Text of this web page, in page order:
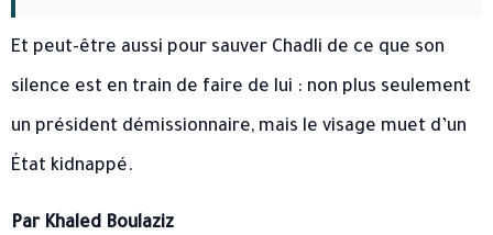
Et peut-être aussi pour sauver Chadli de ce que son
silence est en train de faire de lui : non plus seulement
un président démissionnaire, mais le visage muet d’un
État kidnappé.
Par Khaled Boulaziz